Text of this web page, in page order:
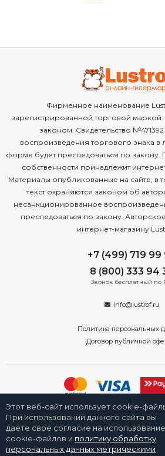
Фирменное наименование
зарегистрированной торговой
законом. Свидетельство
воспроизведения торгового знака
форме будет преследоваться по закону.
собственности принадлежит
Материалы опубликованные на сайте, в
текст охраняются законом об
несанкционированное
преследоваться по закону.
интернет-магазину
+7 (499) 719 99
8 (800) 333 94
Звонок бесплатный по
info@lustrof.ru
Политика персональных
Договор публичной
2008-2026 © Интернет-магазин «Люстроф»
приборы освещения для дома и улицы.
Этот веб-сайт использует cookie-
При использовании данного сайта вы
даете свое согласие на использование
cookie-файлов и политику обработку
персональных данных метрическими